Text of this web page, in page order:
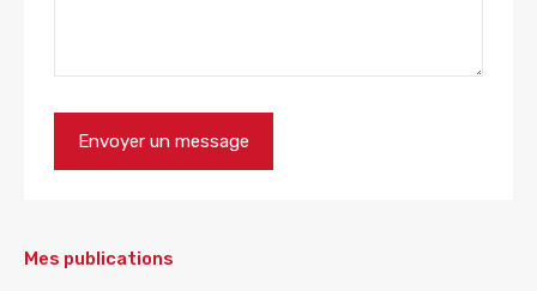
Mes publications